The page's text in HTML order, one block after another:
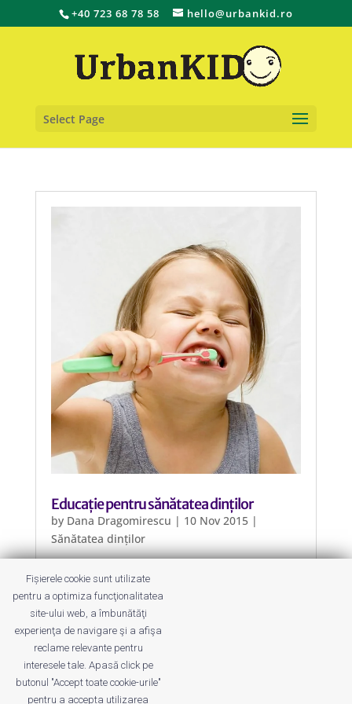
+40 723 68 78 58 hello@urbankid.ro
Select Page
Educație pentru sănătatea dinților
by Dana Dragomirescu | 10 Nov 2015|
Sănătatea dinților
Dinți frumoși, copii sănătoși și
părinți informați: 20 noiembrie –
eveniment gratuit și discuții libere
despre sănătatea dinților copiilor
noștri.
Fișierele cookie sunt utilizate
pentru a optimiza funcţionalitatea
site-ului web, a îmbunătăţi
experienţa de navigare şi a afişa
reclame relevante pentru
interesele tale. Apasă click pe
butonul "Accept toate cookie-urile"
pentru a accepta utilizarea